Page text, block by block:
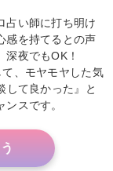
占い師に打ち明け
感を持てるとの声
夜でもOK！
、モヤモヤした気
して良かった』と
スです。